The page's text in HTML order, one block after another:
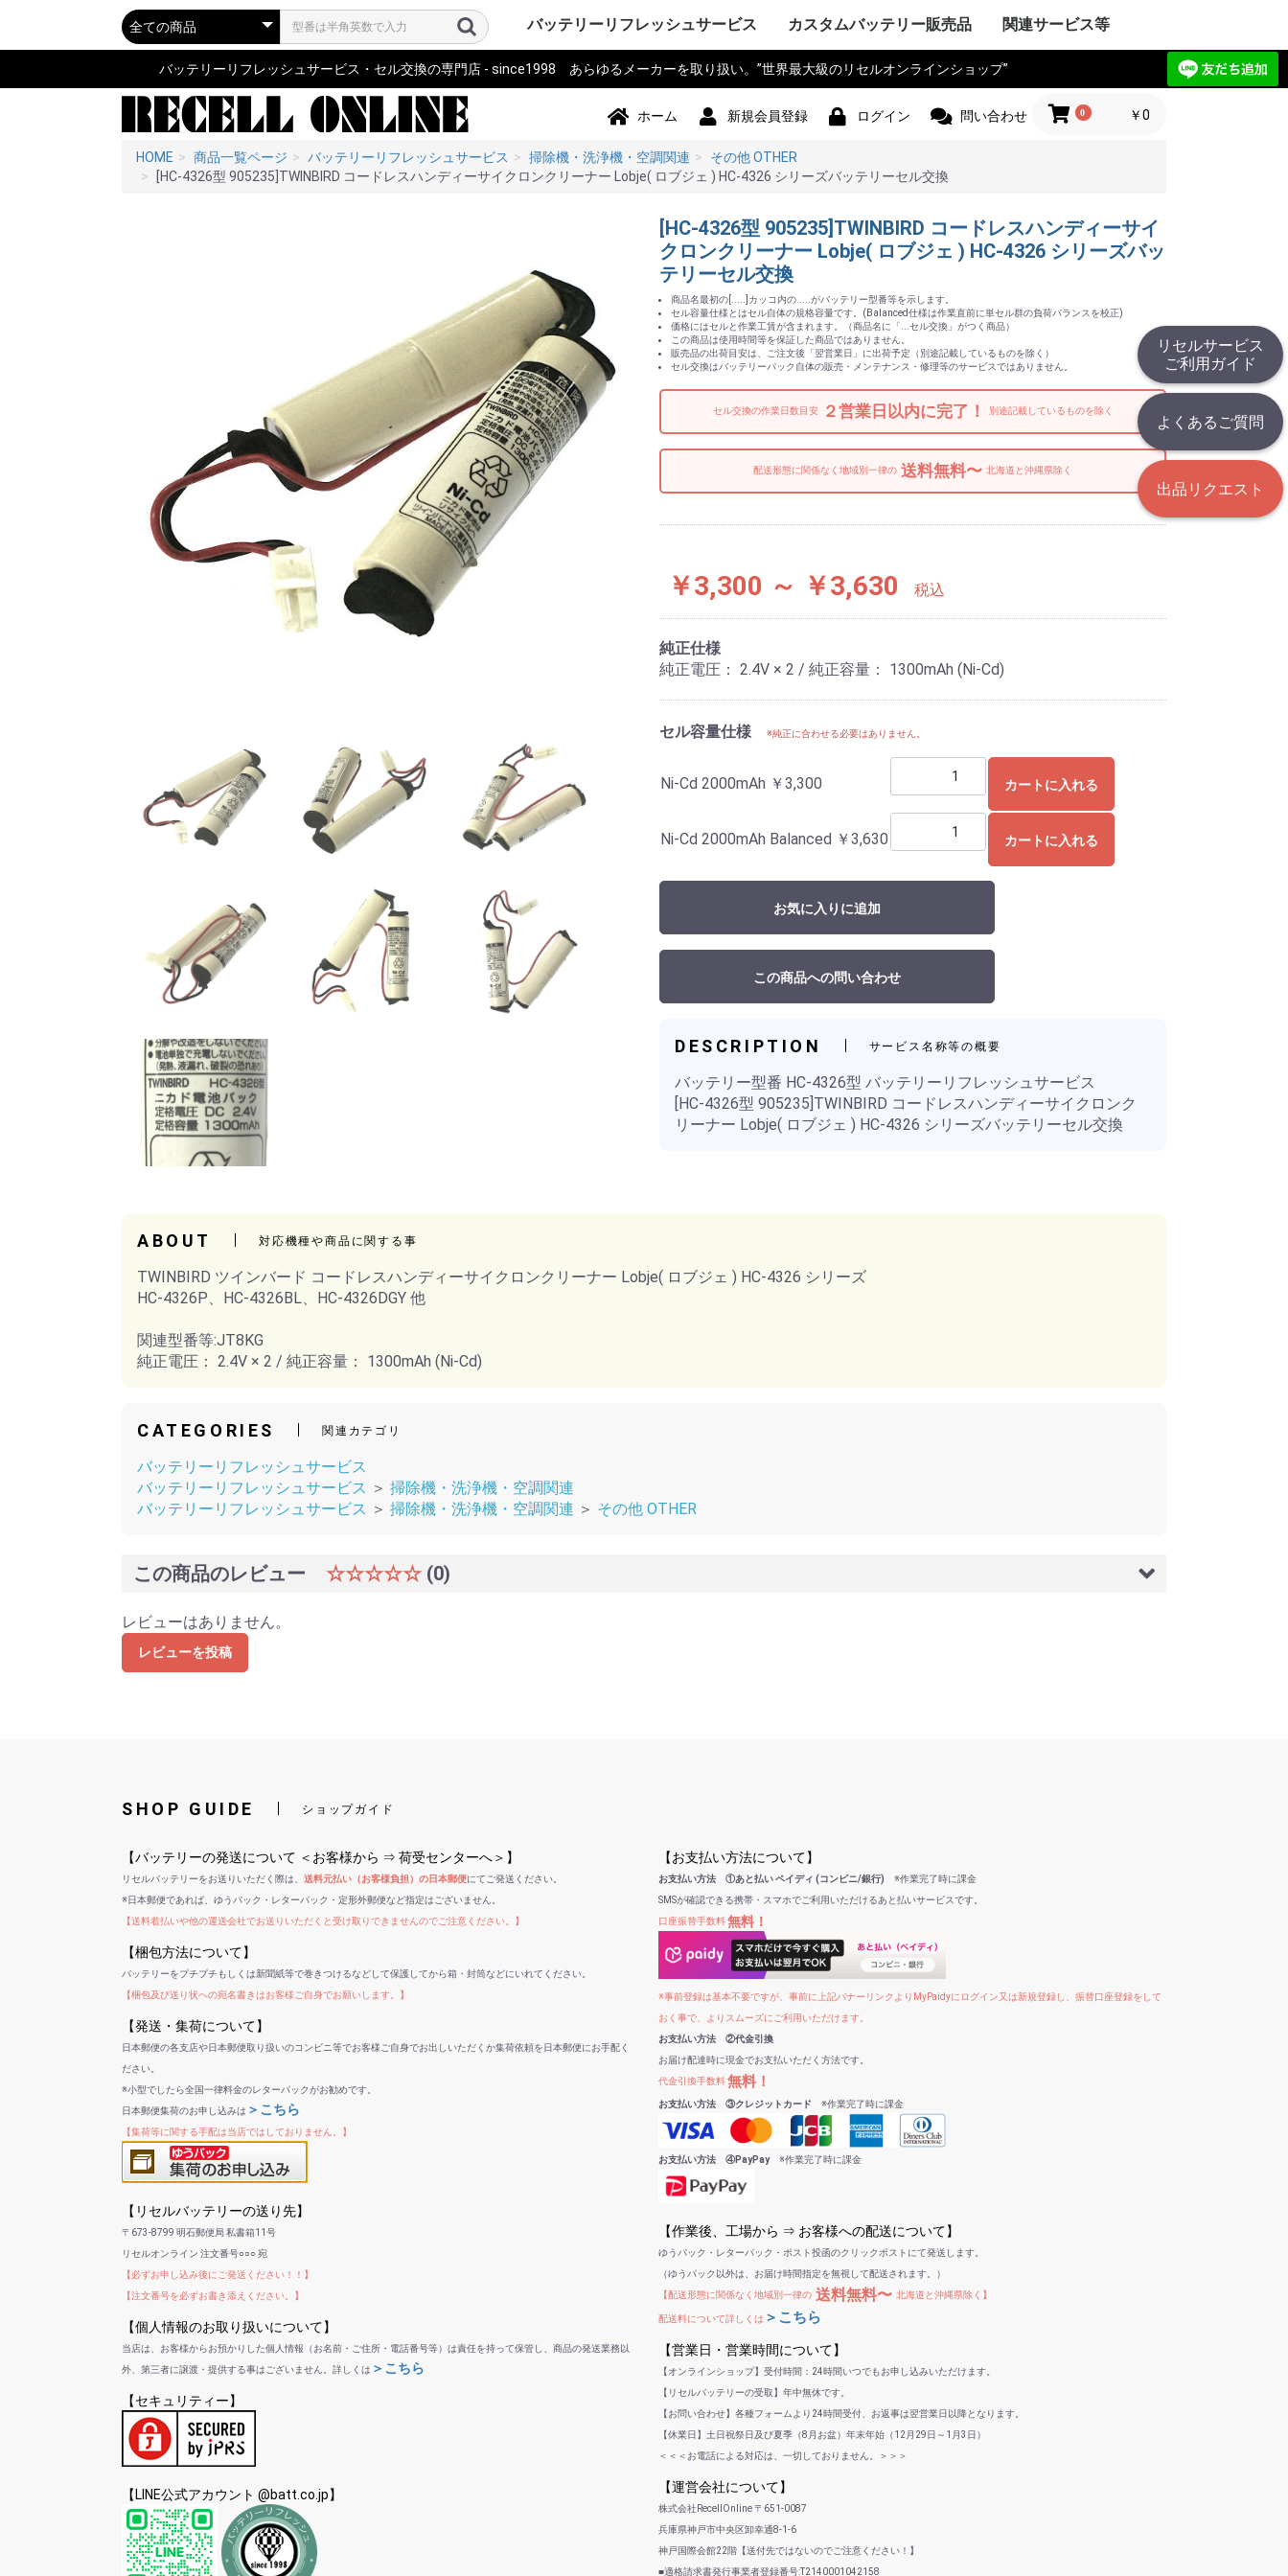
リセルサービス
ご利用ガイド
よくあるご質問
出品リクエスト
バッテリーリフレッシュサービス
パソコン PC・サーバー・周辺機
器
ソニー SONY VAIO
パナソニック
Panasonic
東芝 TOSHIBA
アップル Apple Mac
ThinkPad
カシオ CASIO
ビクター Victor
NEC 日本電気
コンパック Compaq
シャープ SHARP
デル DELL
三菱 MITSUBISHI
hp ヒューレット・パ
ッカード
Gateway ゲートウェ
イ
日立 HITACHI
富士通 Fujitsu
サンヨー SANYO
ACER エイサー
アキア AKIA
AOPEN エーオープン
ASUS アサス
CLEVO セルボ
エプソン EPSON
飯山 iiyama
SAMSUNG サムソン
レノボ Lenovo
工人舎 KOHJINSHA
マウスコンピュータ
オンキヨー ソーテッ
ク
FRONTIER フロンティ
ア
マイクロソフト
Microsoft
その他 OTHER
測量機器 トプコン TOPCON
ソキア SOKKIA
ニコン Nikon JEC
ペンタックス PENTAX
横河 YOKOGAWA
ライカ Leica
オリンパス OLYMPUS
トリンブル Trimble
Giodimeter
フジクラ Fujikura
タマヤ計測 TAMAYA
その他 OTHER
計測器・測定器・分析計
MICRONIX マイクロニ
クス
Leica ライカ
日立 HITACHI
マルチ計測器
FLUKE フルーク
テクトロニクス
Tektronix
A&D
hp ヒューレット・パ
ッカード
Z+F Zoller+Frohlich
横河電機 YOKOGAWA
JRC 日本無線
岩通
BOSCH ボッシュ
日置電機
キーエンス KEYENCE
テルモ
アンリツ Anritsu
オリンパス OLYMPUS
TESTO
三洋電機 SANYO
東芝 TOSHIBA
オムロン omron
コニカミノルタ
日通工 NEC
Nikon ニコン
Fujikura フジクラ
VeEX
KEYSIGHT
フィリップス Philips
その他 OTHER
電動工具 マキタ makita
HiKOKI 日立工機
パナソニック電工
Panasonic
KYOCERA 京セラ
RYOBI リョービ
BOSCH ボッシュ
HILTI ヒルティー
泉精器 IZUMI マクセ
ル
東芝 TOSHIBA
MAX マックス
DEWALT デウォルト
DREMEL ドレメル
CACTUS カクタス
LOBTEX ロブテックス
EXEN エクセン
KTC
イクラ精機 IKURA
ダイア DAIA
BLACK&DECKER ブラ
ック&デッカー
Snapon スナップオン
インガソールランド
Ingersoll Rand
スバル SUBARU
EARTH MAN アースマ
ン
パオック PAOCK
Porter Cable
シンコー SHINKO
Milwaukee
STIHL スチール
Stryker ストライカー
ORBOT オーボット
REX レッキス
HALL
その他 OTHER
作業機器・検査機器・整備 古河電気工業
住友電工
三菱電機
HEINE ハイネ
MORITA モリタ製作所
マイクロテック
ENAX エナックス
FUJIFILM 富士フイル
ム
富士電機
沖電気工業
NEC
フジクラ Fujikura
パナソニック電工 松
下電工
山武 アズビル azbil
その他
電動アシスト自転車・eBIKE・車
椅子
ヤマハ YAMAHA
ブリジストン
Bridgestone
パナソニック
Panasonic
サンスター技研
SUNSTAR
ホンダ HONDA 本田
サンヨー SANYO
ミヤタ MIYATA
丸石サイクル
maruishi
AERO LIFE
スズキ SUZUKI
ホダカ Hodaka
シマノ SHIMANO
ヤンマー YANMAR
大河通商
カイホウジャパン
トランスモバイリー
TRANS MOBILLY
Airwheel
NISSIN
カワサキ Kawasaki
ジャイアント GIANT
その他 OTHER
カメラ・ストロボ・ライト系・
投光器・顕微鏡
ソニー SONY
IDX アイ・ディー・エ
クス
パナソニック
Panasonic
COMET コメット
シャープ SHARP
ビクター Victor JVC
antonbauer アントン
バウアー
Kodak コダック
Nikon ニコン
キャノン CANON
ポラロイド Polaroid
Leica ライカ
PENTAX ペンタックス
FUJIFILM 富士フイル
ム
オリンパス OLYMPUS
コニカミノルタ
KONICA MINOLTA
SEA&SEA シーアンド
シー
フィッシュアイ
FISHEYE
NEITZ ナイツ
カール・ツァイス
KOWA 興和
KYOCERA 京セラ
SurgiTel サージテル
シグマ SIGMA
POLARION ポラリオ
ン
WelchAllyn
Keldan
東芝 TOSHIBA
Godox
RICOH リコー
その他 OTHER
アイボ AIBO SONY
ロボット・コントローラ
コミュニケーションロ
ボット
NAO ナオ
その他
オーディオ・ビジュアル・モニ
ター
アップル Apple
ソニー SONY
パイオニア
JBL
パナソニック
Panasonic
シャープ SHARP
カシオ CASIO
エプソン EPSON
京セラ KYOCERA
東芝 TOSHIBA
NEC
CREATIVE
KENWOOD ケンウッ
ド
ONKYO オンキョー
Technics テクニクス
BOSE
BenQ ベンキュー
TOA
ツインバード
TWINBIRD
LOGICOOL ロジクー
ル
TEAC TASCAM
audio-technica
Victor ビクター
DENON デノン
ROLAND ローランド
その他 OTHER
スマホ・タブレット・PDA・そ
の他端末
ドコモ DOCOMO
au
NEC
日立 HITACHI
hp ヒューレット・パ
ッカード
シャープ SHARP
富士通 Fujitsu
パナソニック
Panasonic
カシオ CASIO
東芝 TOSHIBA
SONY ソニー
Apple アップル
HUAWEI ファーウェイ
その他 OTHER
プリンター・スキャナー シチズン CITIZEN
ペンタックス PENTAX
エプソン EPSON
キャノン CANON
ブラザー工業 brother
hp ヒューレット・パ
ッカード
オリンパス OLYMPUS
パナソニック
Panasonic
東芝テック
SII セイコーインスツ
ル
リーダー電子
三栄電機
マックス MAX
カシオ CASIO
スター精密
日本プリメックス
その他 OTHER
電源モジュール・ポータブルバ
ッテリー
パコ電子工業
NEP
INSPIRED ENERGY
Panasonic パナソニ
ック
アイ・オーデータ
エナックス ENAX
バッファロー・コクヨ
サンワサプライ
JTT
ニプロン Nipron
RRCパワーソリューシ
ョンズ
BMO JAPAN
その他 OTHER
無線機・電話機・Wi-Fiルータ アイコム Icom
三菱電機 MITSUBISHI
パナソニック
Panasonic
ケンウッド
KENWOOD
東芝 TOSHIBA
八重洲無線 YAESU
富士通 Fujitsu
MOTOROLA モトロー
ラ
VERTEX STANDARD
スタンダード
日立 HITACHI
NEC 日本電気
パイオニア
ビクター Victor
JRC 日本無線機
沖電気工業 OKI
アルインコ ALINCO
新潟通信機
JRC日本無線機
松下通信工業
岩崎通信機 IWATSU
シャープ SHARP
信和ユニテック
アンリツ Anritsu
サンヨー SANYO
トヨコム
信和通信
TONO
KDDI
NTT 日本電信電話
NTTドコモ
京セラ KYOCERA
その他 OTHER
ドローン・ラジコン・テレコ
ン・リモコン
DJI
Futaba 双葉電子工業
TOKIMECINC 極東開
発
田宮模型
SANWA サンワ
エニー
東芝テリー (旧 東京電
子工業)
JR PROPO
大和機工
Panasonic パナソニ
ック 松下電工
日本クレーン
金陵電機 Kinryo
アンリツ Anritsu
長野工業
三菱
日立
QYSEA
その他 OTHER
パーソナルモビリティ・電動カ
ート
ESWING
SEGWAY セグウェイ
その他
ハンディーターミナル・コード
リーダー
キャノン CANON
デンソーDENSO
八重洲無線 YAESU
エプソン EPSON
NECインフロンティア
FURUNO
カシオ CASIO
シャープ SHARP
東芝テック
セイコー
DENSEI
symbol
パナソニック
Panasonic
Nitsuko 日通工
富士通 Fujitsu
キーエンス KEYENCE
Welcat
モトローラ
MOTOROLA
ウェルコムデザイン
その他 OTHER
ナビ・自動車バイク アクセサリ
ー
SONY ソニー
Panasonic パナソニ
ック
ユピテル
BOSCH ボッシュ
COMTEC コムテック
Trywin トライウイン
GARMIN ガーミン
KAIHOU
SEIWA セイワ
CELLSTAR セルスタ
ー
Pioneer パイオニア
その他 OTHER
掃除機・洗浄機・空調関連 シャープ SHARP
ダイソン Dyson
ブラックアンドデッカ
ー BLACK&DECKER
TWINBIRD ツインバー
ド
iRobot
パナソニック ナショ
ナル
ジョンソン
サンヨー SANYO
日立 HITACHI
東芝 TOSHIBA
Electrolux
株環境技研
BLACK & DECKER
ボッシュ BOSCH
GAIS ガイズ
ツカモトエイム 環境
技研
CCP
マキタ makita
raycop レイコップ
ケルヒャー KARCHER
アイリスオーヤマ
Anker アンカー
その他 OTHER
コードレスフォン
パナソニック
Panasonic
MOTOROLA モトロー
ラ
日立 HITACHI
ナカヨ通信機
アイホン
タカコム
muTECH
NEC 日本電気
東芝 TOSHIBA
ソニー SONY
その他 OTHER
通信カラオケ・デンモク
誘導非常灯・住設警報機器
パナソニック電工
Panasonic
東芝ライテック
古河電池
日立 HITACHI
三菱電機 MITSUBISHI
大光電機 DAIKO
オーデリック
岩崎電気
NEC 日本電気
三洋GSソフトエナジ
ー
新神戸電機
TOA
日本ビクター
GSユアサ
三洋電機 SANYO
日本電池
ジーエスメルコテック
ジーエスサフト
その他 OTHER
住宅設備・施設設備
パナソニック
Panasonic
三洋・SANYO・サン
ヨー
三洋GSソフトエナジ
ー
GSサフト ジーエスサ
フト
GSメルコテック
セイコー SEIKO
LEXEL
LIXIL INAX
Nabtesco ナブテスコ
TOEX
TOSO
TWINBIRD ツインバー
ド
その他 OTHER
バックアップ電源・UPS(無停電
電源装置)
APC
オムロン
NTT
その他
事務機器・辞書・計算機・タイ
ムレコーダー
アマノ
CASIO カシオ
SII セイコーインスツ
ル
Canon キャノン
SHARP シャープ
KING JIM キングジム
Panasonic パナソニ
ック
その他 OTHER
健康・美容家電 TRIA トリア アイエピ
BRAUN ブラウン
PHILIPS フィリップス
WAHL ウォール
Capillus カピラス
andis
OSTAR
Panasonic パナソニ
ック 松下
SANYO 三洋電機
マクセル
FLAX
OMRON オムロン
TWINBIRD ツインバー
ド
日立
ヒロセ電機
ナリス
その他
ポンプ
農業・園芸・除雪機
おもちゃ・楽器・釣具・レジャ
ー
Panasonic SANYO FDK
その他
カスタムバッテリー販売品 関連サービス等
（サンプル送付申込）
見積（送付申込）
販売品
回収
バッテリーリフレッシュサービス・セル交換の専門店 - since1998 あらゆるメーカーを取り扱い。”世界最大級のリセルオンラインショップ”
ホーム 新規会員登録 ログイン 問い合わせ 0 ￥0
HOME 商品一覧ページ バッテリーリフレッシュサービス 掃除機・洗浄機・空調関連
その他 OTHER
[HC-4326型 905235]TWINBIRD コードレスハンディーサイクロンクリーナー Lobje( ロブジェ ) HC-4326 シリーズバッテリーセル交換
[HC-4326型 905235]TWINBIRD コードレスハンディーサイ
クロンクリーナー Lobje( ロブジェ ) HC-4326 シリーズバッ
テリーセル交換
商品名最初の[.....]カッコ内の.....がバッテリー型番等を示します。
セル容量仕様とはセル自体の規格容量です。(Balanced仕様は作業直前に単セル群の負荷バランスを校正)
価格にはセルと作業工賃が含まれます。（商品名に「...セル交換」がつく商品）
この商品は使用時間等を保証した商品ではありません。
販売品の出荷目安は、ご注文後「翌営業日」に出荷予定（別途記載しているものを除く）
セル交換はバッテリーパック自体の販売・メンテナンス・修理等のサービスではありません。
セル交換の作業日数目安 ２営業日以内に完了！ 別途記載しているものを除く
配送形態に関係なく地域別一律の 送料無料〜 北海道と沖縄県除く
￥3,300 ～ ￥3,630 税込
純正仕様
純正電圧： 2.4V × 2 / 純正容量： 1300mAh (Ni-Cd)
セル容量仕様 ※純正に合わせる必要はありません。
Ni-Cd 2000mAh ￥3,300 カートに入れる
Ni-Cd 2000mAh Balanced ￥3,630 カートに入れる
お気に入りに追加
この商品への問い合わせ
DESCRIPTION サービス名称等の概要
バッテリー型番 HC-4326型 バッテリーリフレッシュサービス
[HC-4326型 905235]TWINBIRD コードレスハンディーサイクロンク
リーナー Lobje( ロブジェ ) HC-4326 シリーズバッテリーセル交換
ABOUT 対応機種や商品に関する事
TWINBIRD ツインバード コードレスハンディーサイクロンクリーナー Lobje( ロブジェ ) HC-4326 シリーズ
HC-4326P、HC-4326BL、HC-4326DGY 他
関連型番等:JT8KG
純正電圧： 2.4V × 2 / 純正容量： 1300mAh (Ni-Cd)
CATEGORIES 関連カテゴリ
バッテリーリフレッシュサービス
バッテリーリフレッシュサービス ＞ 掃除機・洗浄機・空調関連
バッテリーリフレッシュサービス ＞ 掃除機・洗浄機・空調関連 ＞ その他 OTHER
この商品のレビュー ☆☆☆☆☆ (0)
レビューはありません。
レビューを投稿
SHOP GUIDE ショップガイド
【バッテリーの発送について ＜お客様から ⇒ 荷受センターへ＞】
リセルバッテリーをお送りいただく際は、 送料元払い（お客様負担）の日本郵便にてご発送ください。
※日本郵便であれば、ゆうパック・レターパック・定形外郵便など指定はございません。
【送料着払いや他の運送会社でお送りいただくと受け取りできませんのでご注意ください。】
【梱包方法について】
バッテリーをプチプチもしくは新聞紙等で巻きつけるなどして保護してから箱・封筒などにいれてください。
【梱包及び送り状への宛名書きはお客様ご自身でお願いします。】
【発送・集荷について】
日本郵便の各支店や日本郵便取り扱いのコンビニ等でお客様ご自身でお出しいただくか集荷依頼を日本郵便にお手配く
ださい。
※小型でしたら全国一律料金のレターパックがお勧めです。
日本郵便集荷のお申し込みは ＞こちら
【集荷等に関する手配は当店ではしておりません。】
【リセルバッテリーの送り先】
〒673-8799 明石郵便局 私書箱11号
リセルオンライン 注文番号○○○ 宛
【必ずお申し込み後にご発送ください！！】
【注文番号を必ずお書き添えください。】
【個人情報のお取り扱いについて】
当店は、お客様からお預かりした個人情報（お名前・ご住所・電話番号等）は責任を持って保管し、商品の発送業務以
外、第三者に譲渡・提供する事はございません。詳しくは ＞こちら
【セキュリティー】
【LINE公式アカウント @batt.co.jp】
【お支払い方法について】
お支払い方法 ①あと払い ペイディ (コンビニ/銀行) ※作業完了時に課金
SMSが確認できる携帯・スマホでご利用いただけるあと払いサービスです。
口座振替手数料無料！
※事前登録は基本不要ですが、事前に上記バナーリンクよりMyPaidyにログイン又は新規登録し、振替口座登録をして
おく事で、よりスムーズにご利用いただけます。
お支払い方法 ②代金引換
お届け配達時に現金でお支払いただく方法です。
代金引換手数料無料！
お支払い方法 ③クレジットカード ※作業完了時に課金
お支払い方法 ④PayPay※作業完了時に課金
【作業後、工場から ⇒ お客様への配送について】
ゆうパック・レターパック・ポスト投函のクリックポストにて発送します。
（ゆうパック以外は、お届け時間指定を無視して配送されます。）
【配送形態に関係なく地域別一律の 送料無料〜 北海道と沖縄県除く】
配送料について詳しくは ＞こちら
【営業日・営業時間について】
【オンラインショップ】受付時間：24時間いつでもお申し込みいただけます。
【リセルバッテリーの受取】年中無休です。
【お問い合わせ】各種フォームより24時間受付、お返事は翌営業日以降となります。
【休業日】土日祝祭日及び夏季（8月お盆）年末年始（12月29日～1月3日）
＜＜＜お電話による対応は、一切しておりません。＞＞＞
【運営会社について】
株式会社RecellOnline 〒651-0087
兵庫県神戸市中央区卸幸通8-1-6
神戸国際会館22階【送付先ではないのでご注意ください！】
■適格請求書発行事業者登録番号:T2140001042158